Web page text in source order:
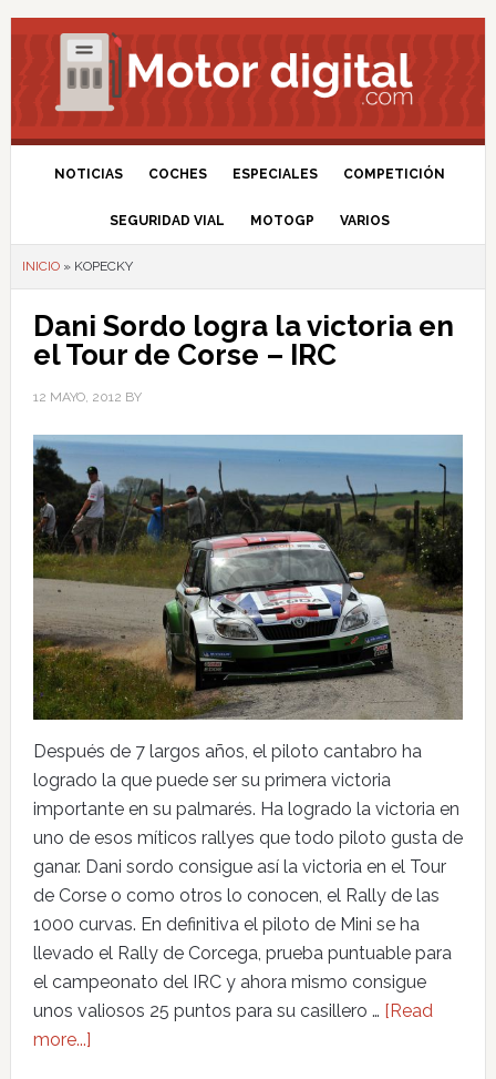
NOTICIAS COCHES ESPECIALES COMPETICIÓN
SEGURIDAD VIAL MOTOGP VARIOS
INICIO» KOPECKY
Dani Sordo logra la victoria en
el Tour de Corse – IRC
12 MAYO, 2012 BY
Después de 7 largos años, el piloto cantabro ha
logrado la que puede ser su primera victoria
importante en su palmarés. Ha logrado la victoria en
uno de esos míticos rallyes que todo piloto gusta de
ganar. Dani sordo consigue así la victoria en el Tour
de Corse o como otros lo conocen, el Rally de las
1000 curvas. En definitiva el piloto de Mini se ha
llevado el Rally de Corcega, prueba puntuable para
el campeonato del IRC y ahora mismo consigue
unos valiosos 25 puntos para su casillero … [Read
more...]